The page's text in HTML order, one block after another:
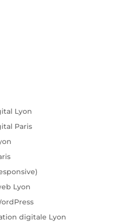
Lyon
Paris
Lyon
digitale Lyon